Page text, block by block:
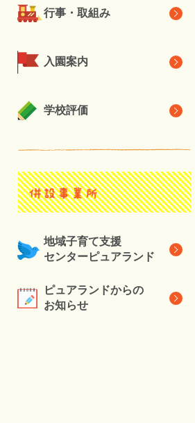
行事・取組み
入園案内
学校評価
地域子育て支援
センターピュアランド
ピュアランドからの
お知らせ